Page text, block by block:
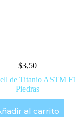
$3,50
de Titanio ASTM
Piedras
al carrito